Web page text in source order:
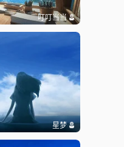
叮叮当当
星梦